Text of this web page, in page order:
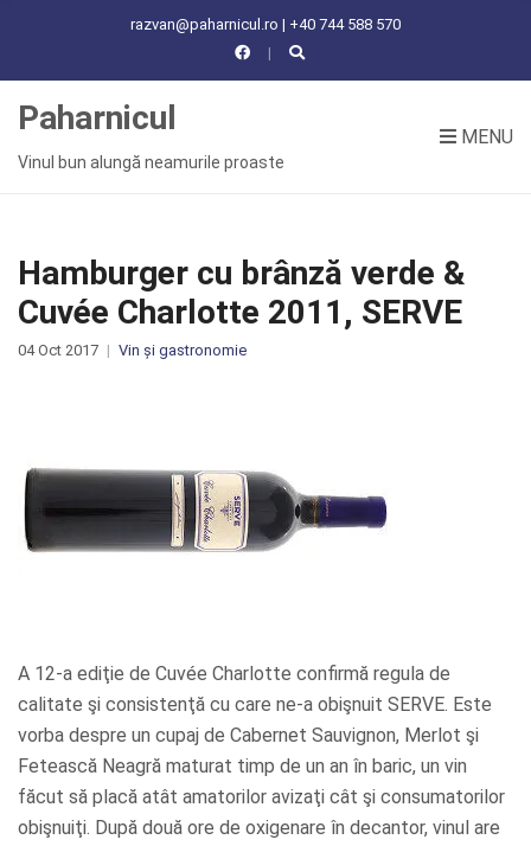
razvan@paharnicul.ro | +40 744 588 570
R
Paharnicul
Vinul bun alungă neamurile proaste
MENU
Hamburger cu brânză verde &
Cuvée Charlotte 2011, SERVE
04 Oct 2017 Vin și gastronomie
A 12-a ediţie de Cuvée Charlotte confirmă regula de
calitate şi consistenţă cu care ne-a obişnuit SERVE. Este
vorba despre un cupaj de Cabernet Sauvignon, Merlot şi
Fetească Neagră maturat timp de un an în baric, un vin
făcut să placă atât amatorilor avizaţi cât şi consumatorilor
obişnuiţi. După două ore de oxigenare în decantor, vinul are